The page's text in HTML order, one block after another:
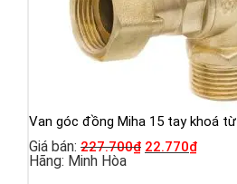
Van góc đồng Miha 15 tay khoá từ
Giá bán: 227.700₫ 22.770₫
Hãng: Minh Hòa